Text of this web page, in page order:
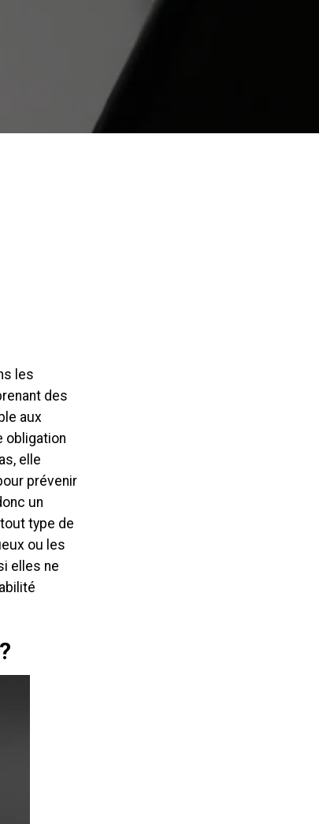
les
des
aux
obligation
elle
prévenir
un
type de
ou les
elles ne